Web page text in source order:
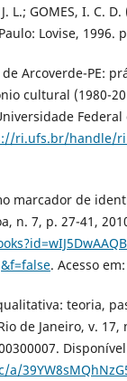
L.; GOMES, I. C.
Lovise, 1996.
de Arcoverde-PE:
cultural (1980-
Federal
ri.ufs.br/handle/
marcador de
n. 7, p. 27-41,
. Acesso
teoria,
de Janeiro, v. 17,